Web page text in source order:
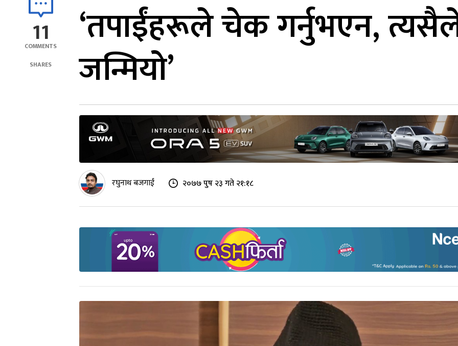
11
COMMENTS
SHARES
‘तपाईंहरूले चेक गर्नुभएन,
जन्मियो’
रघुनाथ बजगाईं २०७७ पुष २३ गते २१:१८